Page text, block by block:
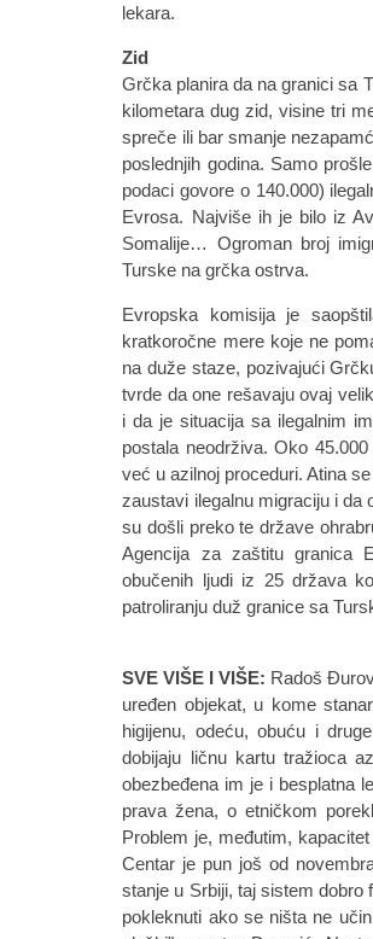
lekara.
Zid
Grčka planira da na granici sa
kilometara dug zid, visine tri
spreče ili bar smanje
poslednjih godina. Samo
podaci govore o 140.000)
Evrosa. Najviše ih je bilo iz
Somalije… Ogroman broj
Turske na grčka ostrva.
Evropska komisija je
kratkoročne mere koje ne
na duže staze, pozivajući
tvrde da one rešavaju ovaj
i da je situacija sa ilegalnim
postala neodrživa. Oko
već u azilnoj proceduri. Atina
zaustavi ilegalnu migraciju i da
su došli preko te države
Agencija za zaštitu granica
obučenih ljudi iz 25 država
patroliranju duž granice sa
SVE VIŠE I VIŠE: Radoš
uređen objekat, u kome
higijenu, odeću, obuću i
dobijaju ličnu kartu tražioca
obezbeđena im je i besplatna
prava žena, o etničkom
Problem je, međutim,
Centar je pun još od
stanje u Srbiji, taj sistem dobro
pokleknuti ako se ništa ne